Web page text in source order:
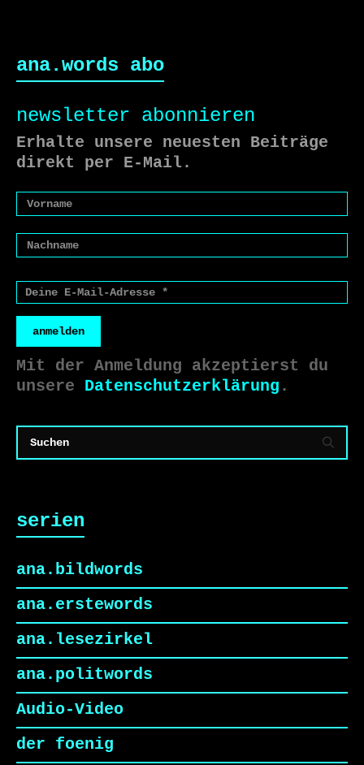
ana.words abo
newsletter abonnieren
Erhalte unsere neuesten Beiträge
direkt per E-Mail.
anmelden
Mit der Anmeldung akzeptierst du
unsere Datenschutzerklärung .
serien
ana.bildwords
ana.erstewords
ana.lesezirkel
ana.politwords
Audio-Video
der foenig